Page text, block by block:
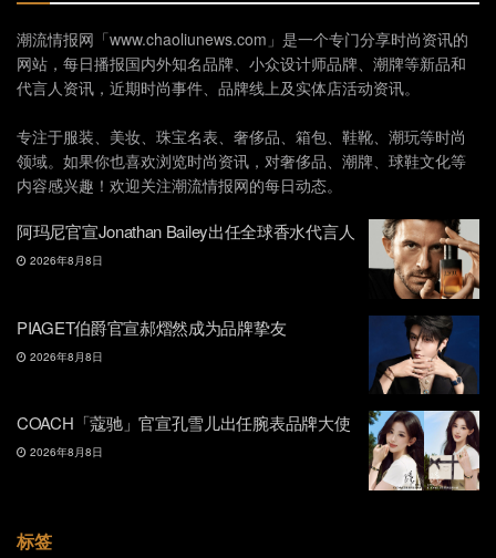
潮流情报网「www.chaoliunews.com」是一个专门分享时尚资讯的
网站，每日播报国内外知名品牌、小众设计师品牌、潮牌等新品和
代言人资讯，近期时尚事件、品牌线上及实体店活动资讯。
专注于服装、美妆、珠宝名表、奢侈品、箱包、鞋靴、潮玩等时尚
领域。如果你也喜欢浏览时尚资讯，对奢侈品、潮牌、球鞋文化等
内容感兴趣！欢迎关注潮流情报网的每日动态。
阿玛尼官宣Jonathan Bailey出任全球香水代言人
2026年8月8日
PIAGET伯爵官宣郝熠然成为品牌挚友
2026年8月8日
COACH「蔻驰」官宣孔雪儿出任腕表品牌大使
2026年8月8日
标签